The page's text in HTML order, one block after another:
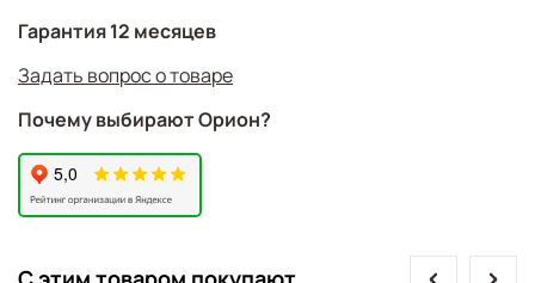
Гарантия 12 месяцев
Задать вопрос о товаре
Почему выбирают Орион?
prev next